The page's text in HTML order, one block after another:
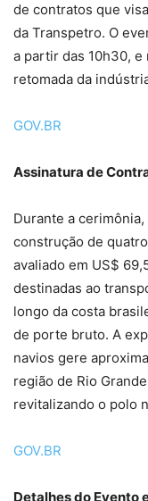
de contratos que
da Transpetro. O
a partir das 10h30,
retomada da
GOV.BR
Assinatura de
Durante a
construção de
avaliado em US$
destinadas ao
longo da costa
de porte bruto. A
navios gere
região de Rio
revitalizando o polo
GOV.BR
Detalhes do Evento